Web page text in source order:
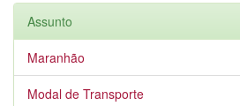
Assunto
Maranhão
Modal de Transporte